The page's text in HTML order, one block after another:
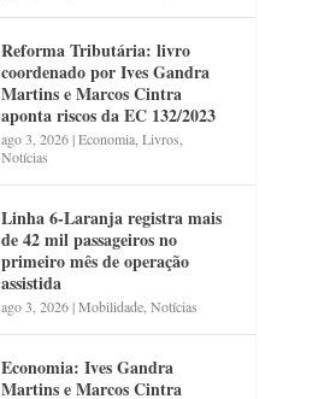
Reforma Tributária: livro
coordenado por Ives Gandra
Martins e Marcos Cintra
aponta riscos da EC 132/2023
ago 3, 2026|Economia ,Livros
Notícias
Linha 6-Laranja registra mais
de 42 mil passageiros no
primeiro mês de operação
assistida
ago 3, 2026|Mobilidade ,Notícias
Economia: Ives Gandra
Martins e Marcos Cintra